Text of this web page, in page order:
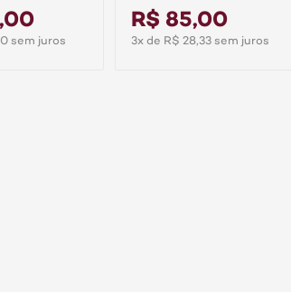
sem juros
R$ 85,00
3x de R$ 28,33 sem juros